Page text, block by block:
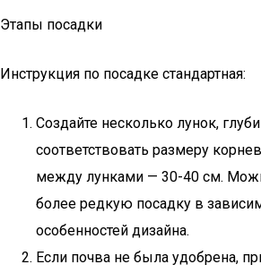
Этапы посадки
Инструкция по посадке стандартная:
Создайте несколько лунок,
соответствовать размеру
между лунками — 30-40 см.
более редкую посадку в
особенностей дизайна.
Если почва не была удобрена,